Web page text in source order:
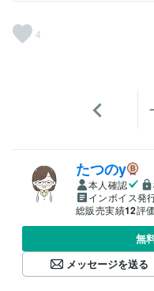
4
たつのy
本人確認
インボイス発
総販売実績12評価
無
メッセージを送る